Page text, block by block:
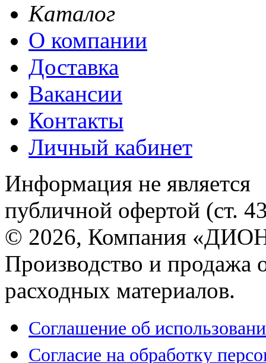
Каталог
О компании
Доставка
Вакансии
Контакты
Личный кабинет
Информация не является
публичной офертой (ст.
© 2026, Компания
Производство и продажа
расходных материалов.
Соглашение об
Согласие на обработку